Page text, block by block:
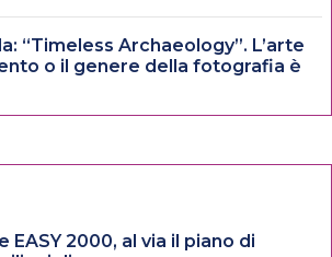
“Timeless Archaeology”. L’arte
o il genere della fotografia è
EASY 2000, al via il piano di